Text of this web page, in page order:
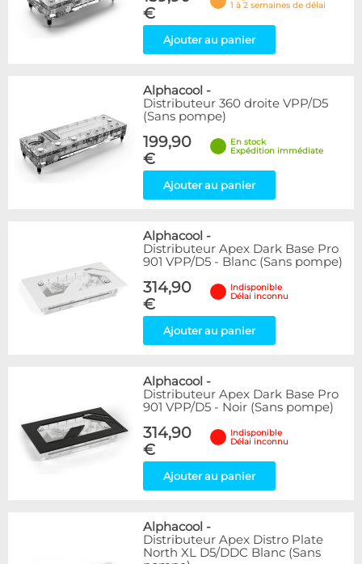
€
1 à 2 semaines de délai
Ajouter au panier
Alphacool -
Distributeur 360 droite VPP/D5
(Sans pompe)
199,90
€
En stock
Expédition immédiate
Ajouter au panier
Alphacool -
Distributeur Apex Dark Base Pro
901 VPP/D5 - Blanc (Sans pompe)
314,90
€
Indisponible
Délai inconnu
Ajouter au panier
Alphacool -
Distributeur Apex Dark Base Pro
901 VPP/D5 - Noir (Sans pompe)
314,90
€
Indisponible
Délai inconnu
Ajouter au panier
Alphacool -
Distributeur Apex Distro Plate
North XL D5/DDC Blanc (Sans